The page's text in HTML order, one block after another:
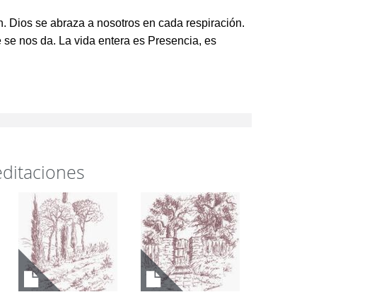
Dios se abraza a nosotros en cada respiración.
nos da. La vida entera es Presencia, es